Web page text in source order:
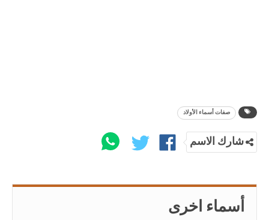
صفات أسماء الأولاد
شارك الاسم
أسماء اخرى